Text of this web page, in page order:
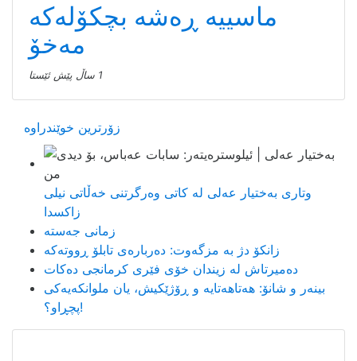
ماسییه ڕەشە بچکۆلەکە
مەخۆ
1 ساڵ پێش ئێستا
زۆرترین خوێندراوە
وتاری بەختیار عەلی لە کاتی وەرگرتنی خەڵاتی نیلی
زاکسدا
زمانی جەستە
زانکۆ دژ بە مزگەوت: دەربارەى تابلۆ ڕووتەکە
ده‌میرتاش له‌ زیندان خۆی فێری كرمانجی ده‌كات
بینەر و شانۆ: هەتاھەتایە و ڕۆژێکیش، یان ملوانکەیەکی
پچڕاو؟!